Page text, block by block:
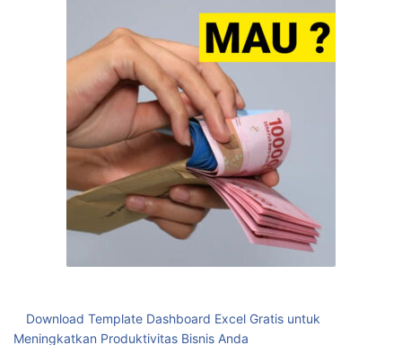
Download Template Dashboard Excel Gratis untuk
Meningkatkan Produktivitas Bisnis Anda